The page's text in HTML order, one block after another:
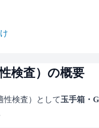
検査）の概要
性検査）として玉手箱・